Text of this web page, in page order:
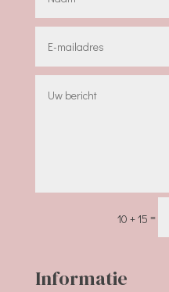
10 + 15 =
Informatie